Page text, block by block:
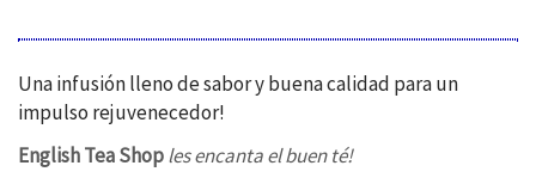
Una infusión lleno de sabor y buena calidad para un
impulso rejuvenecedor!
English Tea Shoples encanta el buen té!